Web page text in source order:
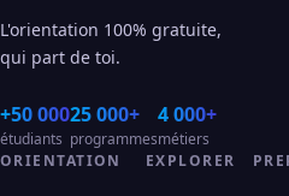
L'orientation 100% gratuite,
qui part de toi.
+50 000
étudiants
25 000+
programmes
4 000+
métiers
ORIENTATION
EXPLORER